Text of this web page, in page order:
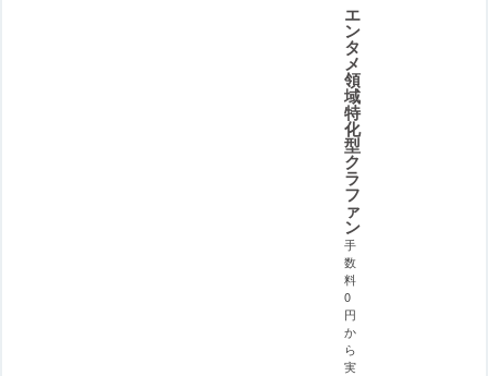
エ
ン
タ
メ
領
域
特
化
型
ク
ラ
フ
ァ
ン
手
数
料
0
円
か
ら
実